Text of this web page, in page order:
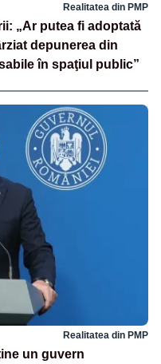
Realitatea din PMP
„Ar putea fi adoptată
depunerea din
în spaţiul public”
Realitatea din PMP
un guvern